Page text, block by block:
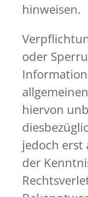
hinweisen.
oder
hiervon
jedoch
der